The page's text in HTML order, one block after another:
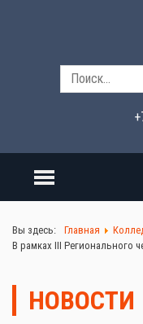
Вы здесь: Главная
В рамках III Регионального
НОВОСТИ